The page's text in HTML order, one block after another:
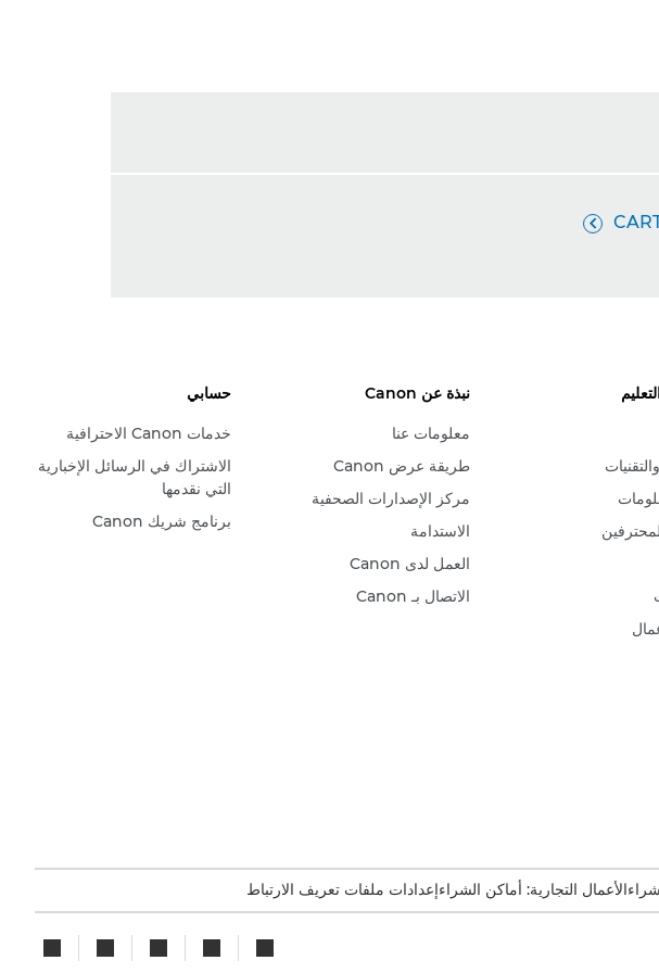

نبذة عن Canon
معلومات عنا
طريقة عرض Canon
مركز الإصدارات الصحفية
الاستدامة
العمل لدى Canon
الاتصال بـ Canon
حسابي
خدمات Canon الاحترافية
الاشتراك في الرسائل الإخبارية
التي نقدمها
برنامج شريك Canon
الأعمال التجارية: أماكن الشراءإعدادات ملفات تعريف الارتباط